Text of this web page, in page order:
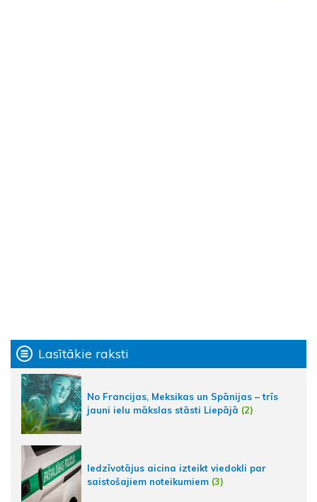
Lasītākie raksti
No Francijas, Meksikas un Spānijas – trīs
jauni ielu mākslas stāsti Liepājā (2)
Iedzīvotājus aicina izteikt viedokli par
saistošajiem noteikumiem (3)